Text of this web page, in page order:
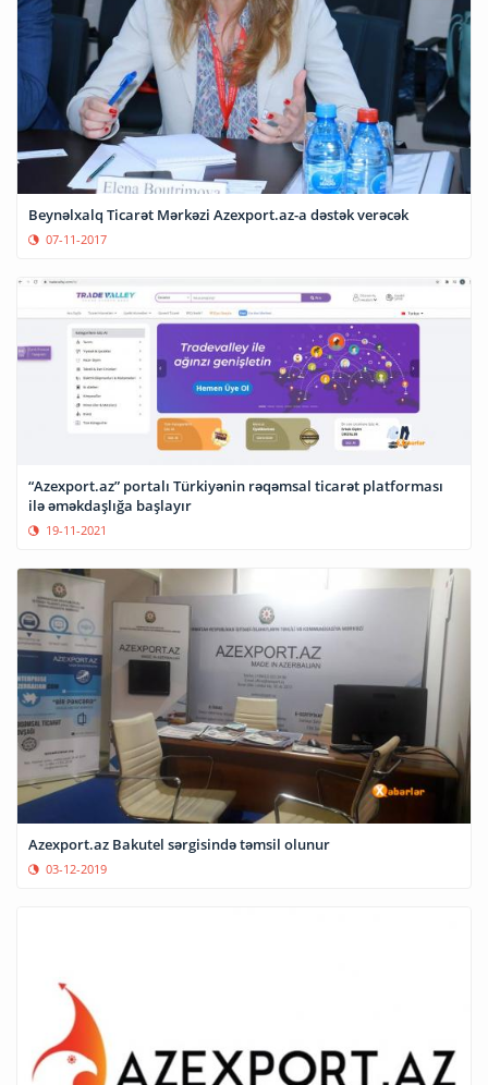
Beynəlxalq Ticarət Mərkəzi Azexport.az-a dəstək verəcək
07-11-2017
“Azexport.az” portalı Türkiyənin rəqəmsal ticarət platforması
ilə əməkdaşlığa başlayır
19-11-2021
Azexport.az Bakutel sərgisində təmsil olunur
03-12-2019